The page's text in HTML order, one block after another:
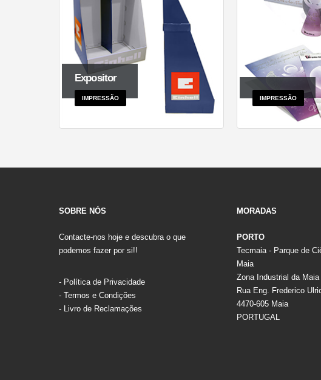
Expositor
IMPRESSÃO IMPRESSÃO
SOBRE NÓS
Contacte-nos hoje e descubra o que
podemos fazer por si!!
- Política de Privacidade
- Termos e Condições
- Livro de Reclamações
MORADAS
PORTO
Tecmaia - Parque de
Maia
Zona Industrial da Maia
Rua Eng. Frederico
4470-605 Maia
PORTUGAL